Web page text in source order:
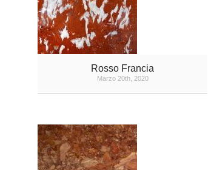
Rosso Francia
Marzo 20th, 2020